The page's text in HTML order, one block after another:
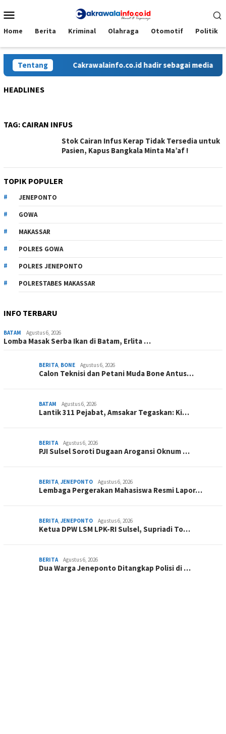
ke
Mobile
Home Berita Kriminal Olahraga Otomotif Politik
Tentang Cakrawalainfo.co.id hadir sebagai media
HEADLINES
TAG: CAIRAN INFUS
Stok Cairan Infus Kerap Tidak Tersedia untuk
Pasien, Kapus Bangkala Minta Ma’af !
TOPIK POPULER
JENEPONTO
GOWA
MAKASSAR
POLRES GOWA
POLRES JENEPONTO
POLRESTABES MAKASSAR
INFO TERBARU
BATAM Agustus 6, 2026
Lomba Masak Serba Ikan di Batam, Erlita …
BERITA, BONE Agustus 6, 2026
Calon Teknisi dan Petani Muda Bone Antus…
BATAM Agustus 6, 2026
Lantik 311 Pejabat, Amsakar Tegaskan: Ki…
BERITA Agustus 6, 2026
PJI Sulsel Soroti Dugaan Arogansi Oknum …
BERITA, JENEPONTO Agustus 6, 2026
Lembaga Pergerakan Mahasiswa Resmi Lapor…
BERITA, JENEPONTO Agustus 6, 2026
Ketua DPW LSM LPK-RI Sulsel, Supriadi To…
BERITA Agustus 6, 2026
Dua Warga Jeneponto Ditangkap Polisi di …